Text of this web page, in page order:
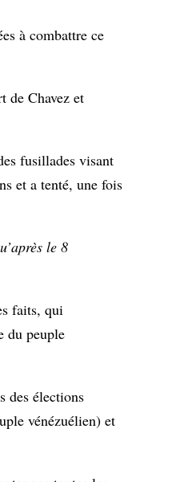
à combattre ce
de Chavez et
fusillades visant
et a tenté, une fois
le 8
faits, qui
du peuple
des élections
vénézuélien) et